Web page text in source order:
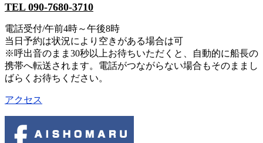
TEL 090-7680-3710
電話受付/午前4時～午後8時
当日予約は状況により空きがある場合は可
※呼出音のまま30秒以上お待ちいただくと、自動的に船長の
携帯へ転送されます。電話がつながらない場合もそのままし
ばらくお待ちください。
アクセス